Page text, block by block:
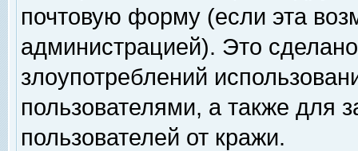
почтовую форму (если эта
администрацией). Это
злоупотреблений
пользователями, а также для
пользователей от кражи.